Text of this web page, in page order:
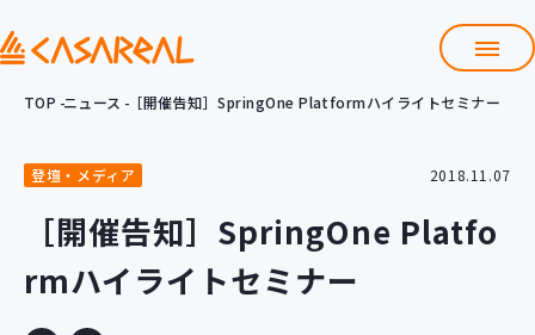
会社情報
サービス
プロダクト開発支援
クラウド導入支援 Git導入支援
TOP ニュース ［開催告知］SpringOne Platformハイライトセミナー
登壇・メディア 2018.11.07
［開催告知］SpringOne Platfo
rmハイライトセミナー